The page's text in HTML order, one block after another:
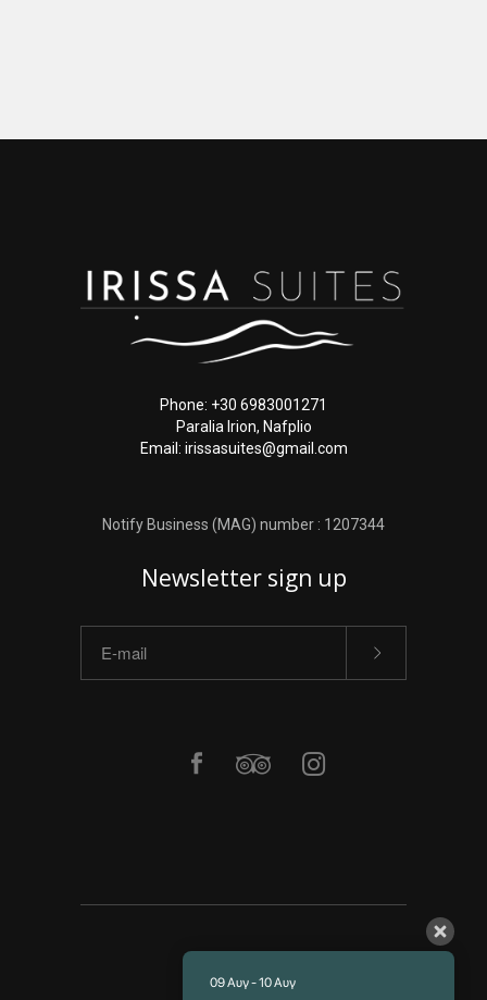
Phone: +30 6983001271
Paralia Irion, Nafplio
Email: irissasuites@gmail.com
Notify Business (MAG) number : 1207344
Newsletter sign up
ΥΠΗΡΕΣΙΕΣ
09 Αυγ - 10 Αυγ